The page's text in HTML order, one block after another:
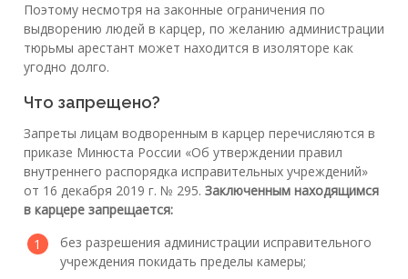
Поэтому несмотря на законные ограничения по
выдворению людей в карцер, по желанию администрации
тюрьмы арестант может находится в изоляторе как
угодно долго.
Что запрещено?
Запреты лицам водворенным в карцер перечисляются в
приказе Минюста России «Об утверждении правил
внутреннего распорядка исправительных учреждений»
от 16 декабря 2019 г. № 295. Заключенным находящимся
в карцере запрещается:
без разрешения администрации исправительного
учреждения покидать пределы камеры;